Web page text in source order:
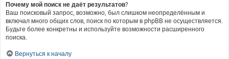
Почему мой поиск не даёт результатов?
Ваш поисковый запрос, возможно, был слишком неопределённым и
включал много общих слов, поиск по которым в phpBB не осуществляется.
Будьте более конкретны и используйте возможности расширенного
поиска.
Вернуться к началу